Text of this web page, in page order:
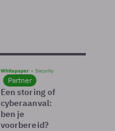
Whitepaper Security
Partner
Een storing of
cyberaanval:
ben je
voorbereid?